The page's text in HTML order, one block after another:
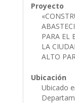
Proyecto
PARA EL
LA
ALTO
Ubicación
Ubicado